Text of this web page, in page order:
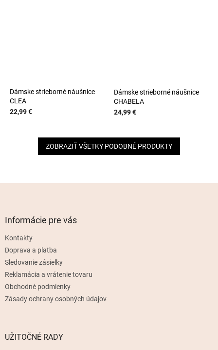
Dámske strieborné náušnice
CLEA
22,99 €
Dámske strieborné náušnice
CHABELA
24,99 €
ZOBRAZIŤ VŠETKY PODOBNÉ PRODUKTY
Informácie pre vás
Kontakty
Doprava a platba
Sledovanie zásielky
Reklamácia a vrátenie tovaru
Obchodné podmienky
Zásady ochrany osobných údajov
UŽITOČNÉ RADY